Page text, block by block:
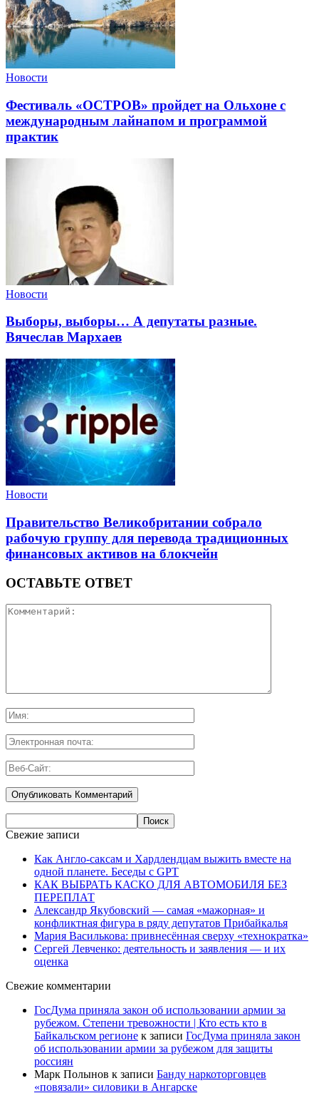
Новости
Фестиваль «ОСТРОВ» пройдет на Ольхоне с
международным лайнапом и программой
практик
Новости
Выборы, выборы… А депутаты разные.
Вячеслав Мархаев
Новости
Правительство Великобритании собрало
рабочую группу для перевода традиционных
финансовых активов на блокчейн
ОСТАВЬТЕ ОТВЕТ
Свежие записи
Как Англо-саксам и Хардлендцам выжить вместе на
одной планете. Беседы с GPT
КАК ВЫБРАТЬ КАСКО ДЛЯ АВТОМОБИЛЯ БЕЗ
ПЕРЕПЛАТ
Александр Якубовский — самая «мажорная» и
конфликтная фигура в ряду депутатов Прибайкалья
Мария Василькова: привнесённая сверху «технократка»
Сергей Левченко: деятельность и заявления — и их
оценка
Свежие комментарии
ГосДума приняла закон об использовании армии за
рубежом. Степени тревожности | Кто есть кто в
Байкальском регионе к записи ГосДума приняла закон
об использовании армии за рубежом для защиты
россиян
Марк Полынов к записи Банду наркоторговцев
«повязали» силовики в Ангарске